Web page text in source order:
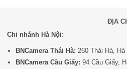
ĐỊA
Chi nhánh Hà Nội:
BNCamera Thái Hà: 260 Thái Hà, Hà
BNCamera Cầu Giấy: 94 Cầu Giấy,